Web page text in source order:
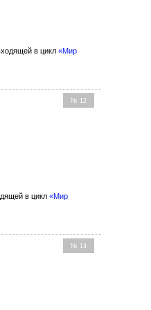
в цикл«Мир
№ 12
в цикл«Мир
№ 14